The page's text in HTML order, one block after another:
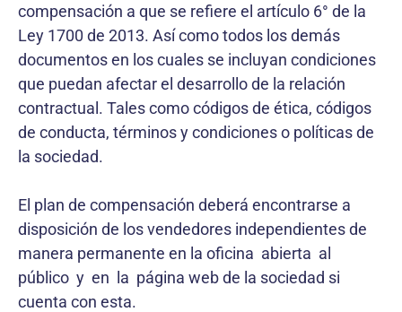
compensación a que se refiere el artículo 6° de la
Ley 1700 de 2013. Así como todos los demás
documentos en los cuales se incluyan condiciones
que puedan afectar el desarrollo de la relación
contractual. Tales como códigos de ética, códigos
de conducta, términos y condiciones o políticas de
la sociedad.
El plan de compensación deberá encontrarse a
disposición de los vendedores independientes de
manera permanente en la oficina abierta al
público y en la página web de la sociedad si
cuenta con esta.